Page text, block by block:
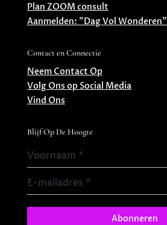
Plan ZOOM consult
Aanmelden: ”Dag Vol Wonderen”
Contact en Connectie
Neem Contact Op
Volg Ons op Social Media
Vind Ons
Blijf Op De Hoogte
Voornaam *
E-mailadres *
Abonneren